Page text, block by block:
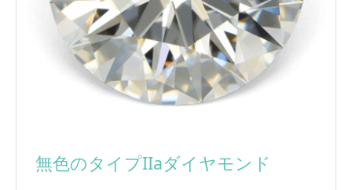
無色のタイプIIaダイヤモンド